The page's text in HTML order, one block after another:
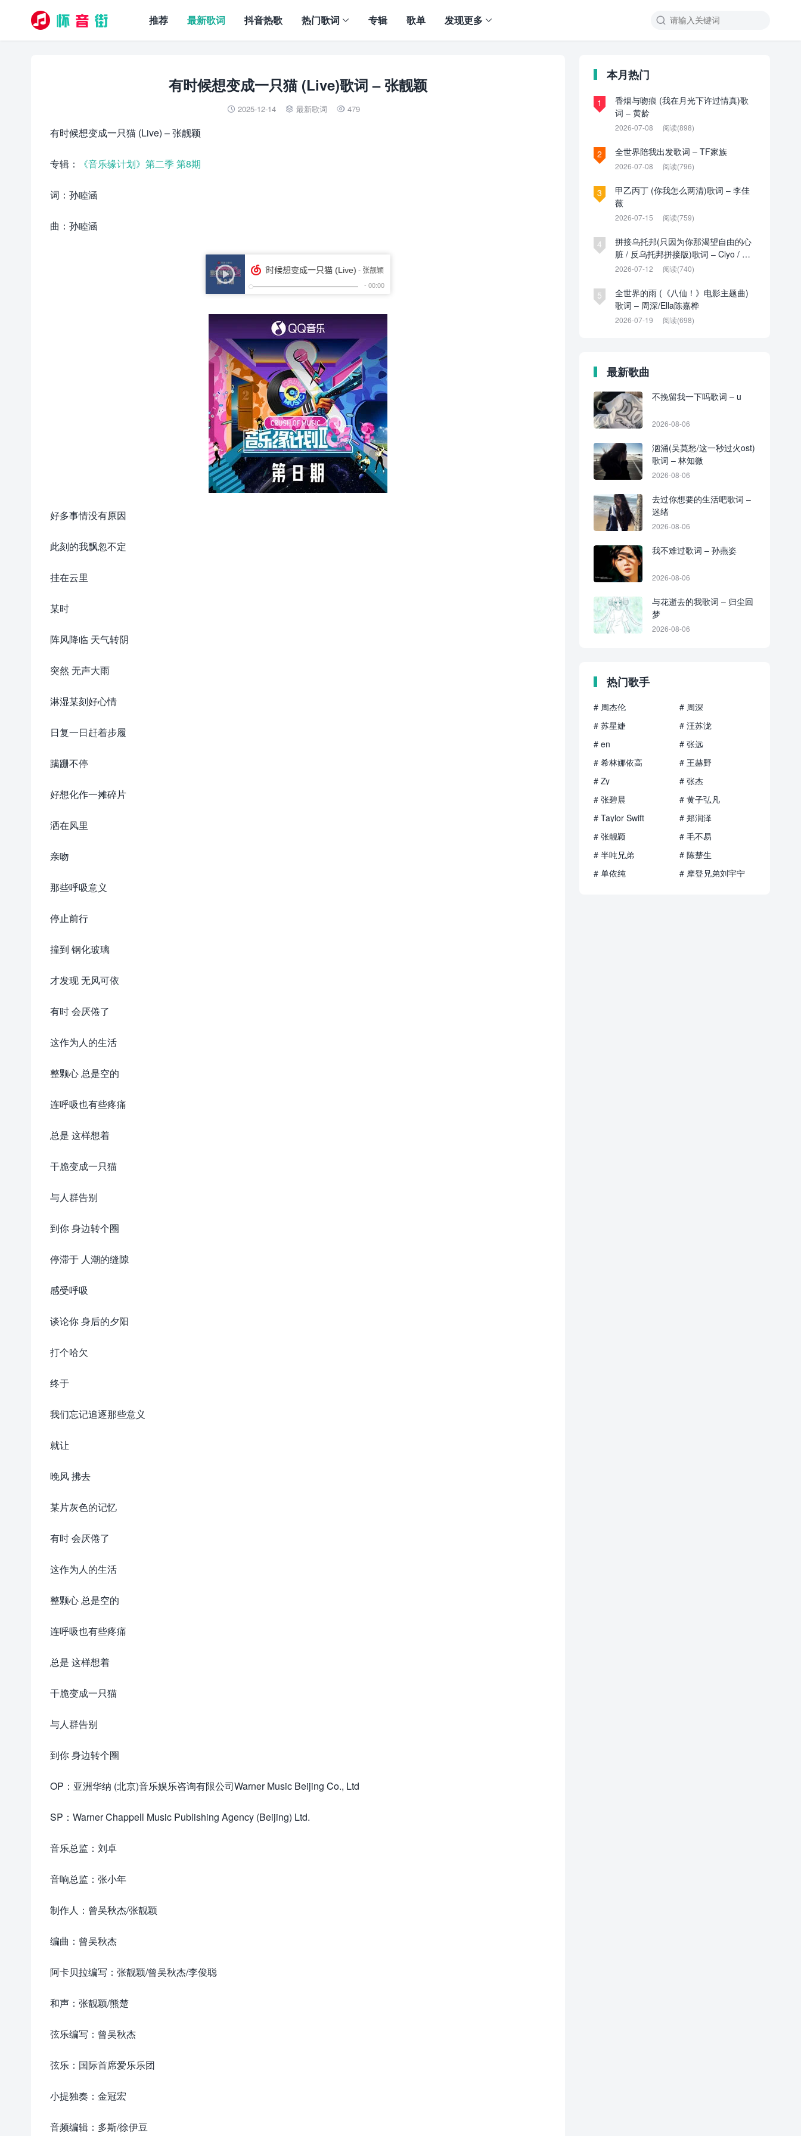

推荐 最新歌词 抖音热歌 热门歌词 专辑 歌单 发现更多
有时候想变成一只猫 (Live)歌词 – 张靓颖
 2025-12-14  最新歌词  479
有时候想变成一只猫 (Live) – 张靓颖
专辑： 《音乐缘计划》第二季 第8期
词：孙睦涵
曲：孙睦涵
好多事情没有原因
此刻的我飘忽不定
挂在云里
某时
阵风降临 天气转阴
突然 无声大雨
淋湿某刻好心情
日复一日赶着步履
蹒跚不停
好想化作一摊碎片
洒在风里
亲吻
那些呼吸意义
停止前行
撞到 钢化玻璃
才发现 无风可依
有时 会厌倦了
这作为人的生活
整颗心 总是空的
连呼吸也有些疼痛
总是 这样想着
干脆变成一只猫
与人群告别
到你 身边转个圈
停滞于 人潮的缝隙
感受呼吸
谈论你 身后的夕阳
打个哈欠
终于
我们忘记追逐那些意义
就让
晚风 拂去
某片灰色的记忆
有时 会厌倦了
这作为人的生活
整颗心 总是空的
连呼吸也有些疼痛
总是 这样想着
干脆变成一只猫
与人群告别
到你 身边转个圈
OP：亚洲华纳 (北京)音乐娱乐咨询有限公司Warner Music Beijing Co., Ltd
SP：Warner Chappell Music Publishing Agency (Beijing) Ltd.
音乐总监：刘卓
音响总监：张小年
制作人：曾吴秋杰/张靓颖
编曲：曾吴秋杰
阿卡贝拉编写：张靓颖/曾吴秋杰/李俊聪
和声：张靓颖/熊楚
弦乐编写：曾吴秋杰
弦乐：国际首席爱乐乐团
小提独奏：金冠宏
音频编辑：多斯/徐伊豆
本月热门
1
香烟与吻痕 (我在月光下许过情真)歌
词 – 黄龄
2026-07-08 阅读(898)
2 全世界陪我出发歌词 – TF家族
2026-07-08 阅读(796)
3
甲乙丙丁 (你我怎么两清)歌词 – 李佳
薇
2026-07-15 阅读(759)
4
拼接乌托邦(只因为你那渴望自由的心
脏 / 反乌托邦拼接版)歌词 – Ciyo / 见
过夏天P / 乌托邦P
2026-07-12 阅读(740)
5
全世界的雨 (《八仙！》电影主题曲)
歌词 – 周深/Ella陈嘉桦
2026-07-19 阅读(698)
最新歌曲
不挽留我一下吗歌词 – u
2026-08-06
汹涌(吴莫愁/这一秒过火ost)
歌词 – 林知微
2026-08-06
去过你想要的生活吧歌词 –
迷绪
2026-08-06
我不难过歌词 – 孙燕姿
2026-08-06
与花逝去的我歌词 – 归尘回
梦
2026-08-06
热门歌手
# 周杰伦
# 周深
# 苏星婕
# 汪苏泷
# en
# 张远
# 希林娜依高
# 王赫野
# Zy
# 张杰
# 张碧晨
# 黄子弘凡
# Taylor Swift
# 郑润泽
# 张靓颖
# 毛不易
# 半吨兄弟
# 陈楚生
# 单依纯
# 摩登兄弟刘宇宁